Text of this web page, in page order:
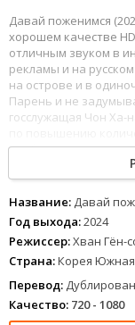
Давай поженимся
хорошем качестве
отличным звуком в
рекламы и на
на острове и в
Парень и не
госслужащая Чон Ха-
необходимости
интерес: если она
женится, её
1 234 5 6 7 8
Название: Давай
Год выхода:2024
Режиссер:Хван Гён-
Страна:Корея Южная
Перевод:
Качество: 720 - 1080